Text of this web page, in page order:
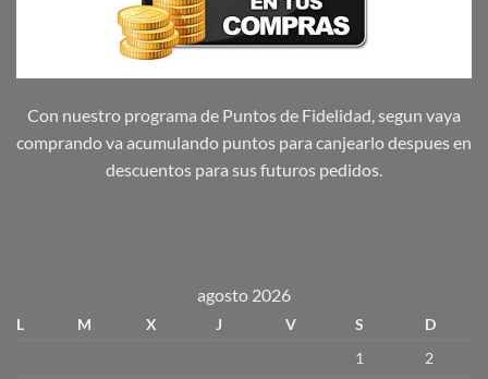
Con nuestro programa de Puntos de Fidelidad, segun vaya
comprando va acumulando puntos para canjearlo despues en
descuentos para sus futuros pedidos.
agosto 2026
L M X J V S
D
1
2